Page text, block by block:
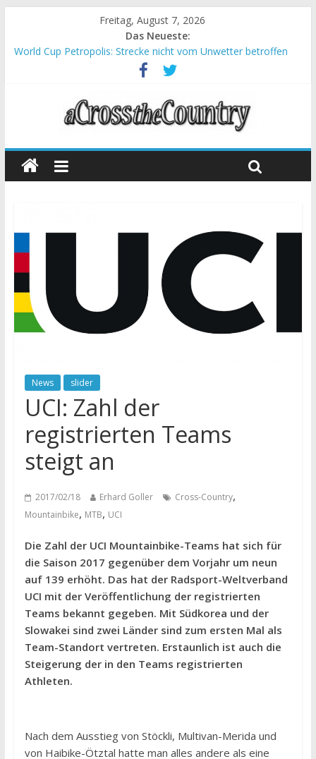
Freitag, August 7, 2026
Das Neueste:
World Cup Petropolis: Strecke nicht vom Unwetter betroffen
Krumbach und Obergessertshausen: Mountainbike-Bundesliga
Supercup Massi Banyoles: Siege für Carod und Richards
Halbzeit beim Andalucia Bike Race: Weltmeister Seewald führt
Chelva: Schweizer Doppelsieg beim ersten XCO-Rennen der
News slider
UCI: Zahl der
registrierten Teams
steigt an
2017/02/18 Erhard Goller Cross-Country,
Mountainbike, MTB, UCI
Die Zahl der UCI Mountainbike-Teams hat sich für
die Saison 2017 gegenüber dem Vorjahr um neun
auf 139 erhöht. Das hat der Radsport-Weltverband
UCI mit der Veröffentlichung der registrierten
Teams bekannt gegeben. Mit Südkorea und der
Slowakei sind zwei Länder sind zum ersten Mal als
Team-Standort vertreten. Erstaunlich ist auch die
Steigerung der in den Teams registrierten
Athleten.
Nach dem Ausstieg von Stöckli, Multivan-Merida und
von Haibike-Ötztal hatte man alles andere als eine